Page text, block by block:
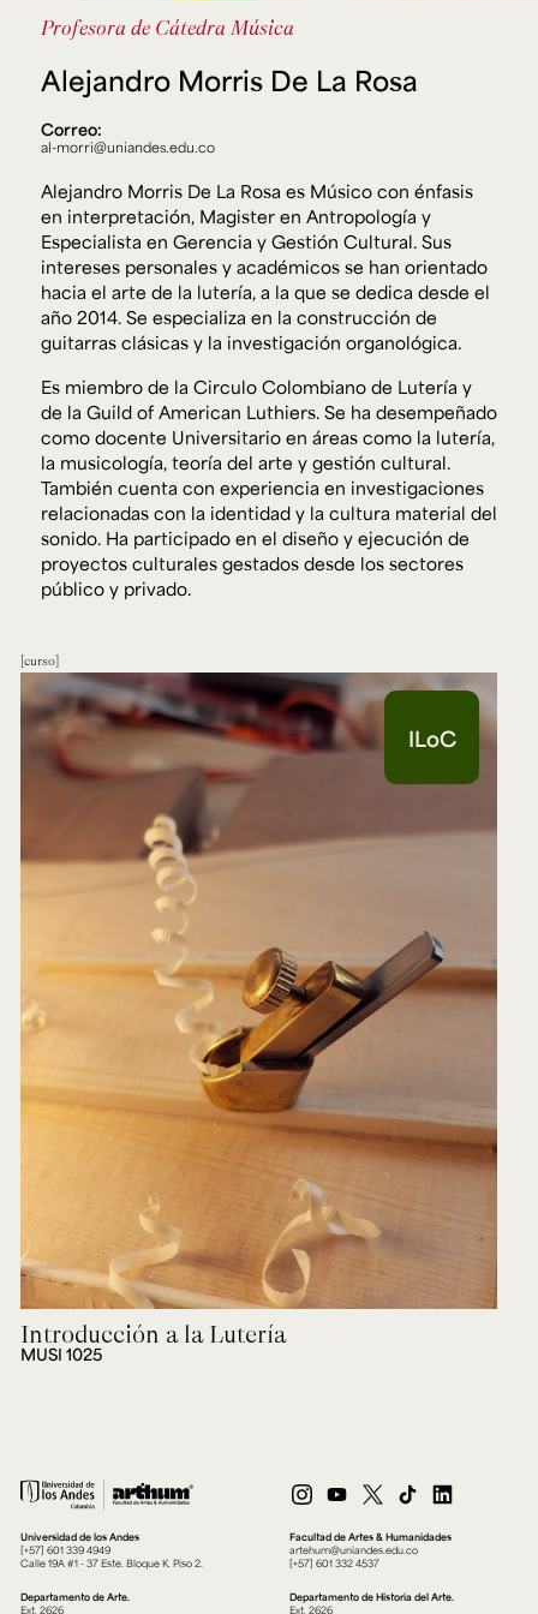
Universidad de los Andes | Vigilada Mineducación.
Reconocimiento como universidad: Decreto 1297 del 30
de mayo de 1964. Reconocimiento de personería jurídica:
Resolución 28 del 23 de febrero de 1949, Minjusticia.
Acreditación institucional de alta calidad, 10 años:
Resolución 000194 del 16 de enero del 2025.
Posgrados
Educación
Ext. 4795
Alejandro Morris De La Rosa
Profesora de Cátedra Música
Correo:
al-morri@uniandes.edu.co
Alejandro Morris De La Rosa es Músico con énfasis
en interpretación, Magister en Antropología y
Especialista en Gerencia y Gestión Cultural. Sus
intereses personales y académicos se han orientado
hacia el arte de la lutería, a la que se dedica desde el
año 2014. Se especializa en la construcción de
guitarras clásicas y la investigación organológica.
Es miembro de la Circulo Colombiano de Lutería y
de la Guild of American Luthiers. Se ha desempeñado
como docente Universitario en áreas como la lutería,
la musicología, teoría del arte y gestión cultural.
También cuenta con experiencia en investigaciones
relacionadas con la identidad y la cultura material del
sonido. Ha participado en el diseño y ejecución de
proyectos culturales gestados desde los sectores
público y privado.
curso
ILoC
Introducción a la Lutería
MUSI 1025
Universidad de los Andes
[+57] 601 339 4949
Calle 19A #1 - 37 Este. Bloque K. Piso 2.
Facultad de Artes & Humanidades
artehum@uniandes.edu.co
[+57] 601 332 4537
Departamento de Arte.
Ext. 2626
Departamento de Historia del Arte.
Ext. 2626